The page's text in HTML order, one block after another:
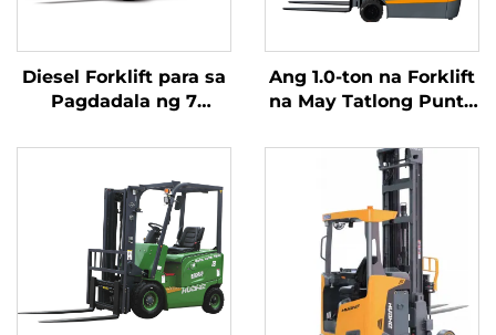
Diesel Forklift para sa
Pagdadala ng 7
May Simpleng
ng Karga hanggang 7
metro
Ang 1.0-ton na Forklift
na May Tatlong Punto
Battery at May
Kapasidad na 1.0 Ton
na Ginawa sa Tsina ay
may Makatwirang
Presyo